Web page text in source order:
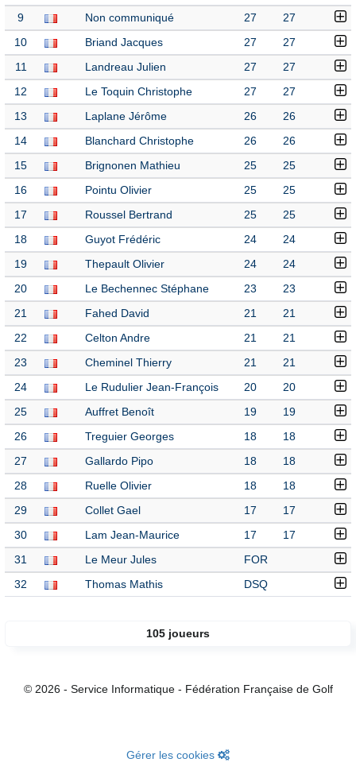
9 Non communiqué 27 27
10 Briand Jacques 27 27
11 Landreau Julien 27 27
12 Le Toquin Christophe 27 27
13 Laplane Jérôme 26 26
14 Blanchard Christophe 26 26
15 Brignonen Mathieu 25 25
16 Pointu Olivier 25 25
17 Roussel Bertrand 25 25
18 Guyot Frédéric 24 24
19 Thepault Olivier 24 24
20 Le Bechennec Stéphane 23 23
21 Fahed David 21 21
22 Celton Andre 21 21
23 Cheminel Thierry 21 21
24 Le Rudulier Jean-François 20 20
25 Auffret Benoît 19 19
26 Treguier Georges 18 18
27 Gallardo Pipo 18 18
28 Ruelle Olivier 18 18
29 Collet Gael 17 17
30 Lam Jean-Maurice 17 17
31 Le Meur Jules FOR
32 Thomas Mathis DSQ
105 joueurs
© 2026 - Service Informatique - Fédération Française de Golf
Gérer les cookies